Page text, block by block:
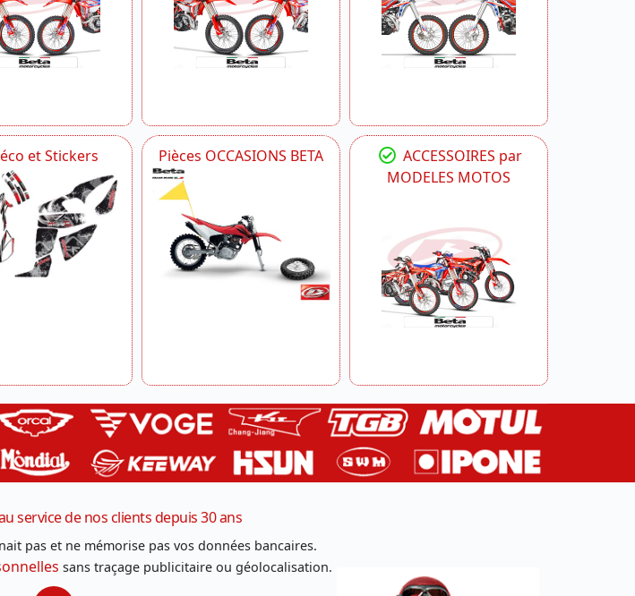
et Stickers Pièces OCCASIONS BETA
ACCESSOIRES par
MODELES MOTOS
service de nos clients depuis 30 ans
pas et ne mémorise pas vos données bancaires.
sans traçage publicitaire ou géolocalisation.